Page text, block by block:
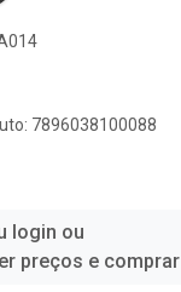
7896038100088
login ou
preços e comprar